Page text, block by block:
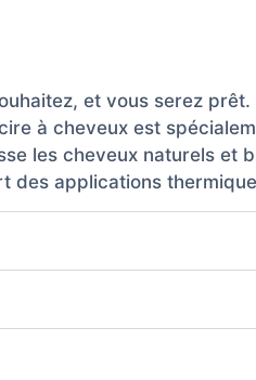
et vous serez
à cheveux est
les cheveux naturels
des applications